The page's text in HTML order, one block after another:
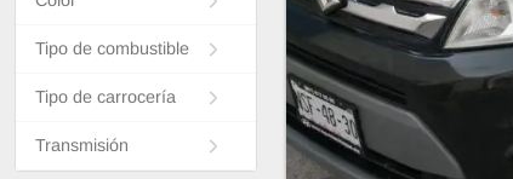
Tipo de combustible
Tipo de carrocería
Transmisión